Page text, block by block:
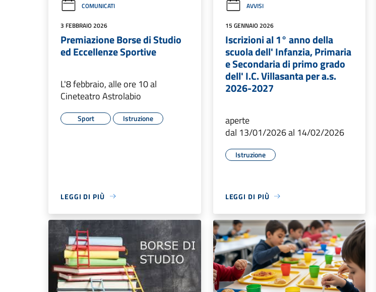
COMUNICATI
3 FEBBRAIO 2026
Premiazione Borse di Studio
ed Eccellenze Sportive
L'8 febbraio, alle ore 10 al
Cineteatro Astrolabio
Sport Istruzione
LEGGI DI PIÙ
AVVISI
15 GENNAIO 2026
Iscrizioni al 1° anno della
scuola dell' Infanzia, Primaria
e Secondaria di primo grado
dell' I.C. Villasanta per a.s.
2026-2027
aperte
dal 13/01/2026 al 14/02/2026
Istruzione
LEGGI DI PIÙ